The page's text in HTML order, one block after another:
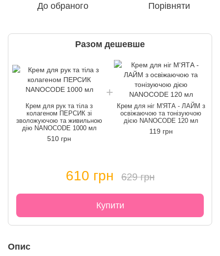
До обраного Порівняти
Разом дешевше
Крем для рук та тіла з
колагеном ПЕРСИК зі
зволожуючою та живильною
дію NANOCODE 1000 мл
510 грн
Крем для ніг М'ЯТА - ЛАЙМ з
освіжаючою та тонізуючою
дією NANOCODE 120 мл
119 грн
610 грн 629 грн
Купити
Опис